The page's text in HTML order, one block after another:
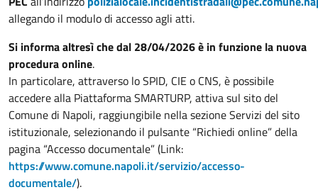
allegando il modulo di accesso agli atti.
Si informa altresì che dal 28/04/2026 è in funzione la nuova
procedura online.
In particolare, attraverso lo SPID, CIE o CNS, è possibile
accedere alla Piattaforma SMARTURP, attiva sul sito del
Comune di Napoli, raggiungibile nella sezione Servizi del sito
istituzionale, selezionando il pulsante “Richiedi online” della
pagina “Accesso documentale” (Link:
https://www.comune.napoli.it/servizio/accesso-
documentale/).